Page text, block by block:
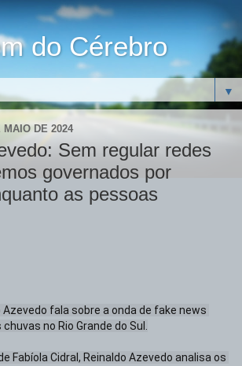
do Cérebro
▼
MAIO DE 2024
Sem regular redes
governados por
as pessoas
fala sobre a onda de fake news
no Rio Grande do Sul.
Fabíola Cidral, Reinaldo Azevedo analisa os